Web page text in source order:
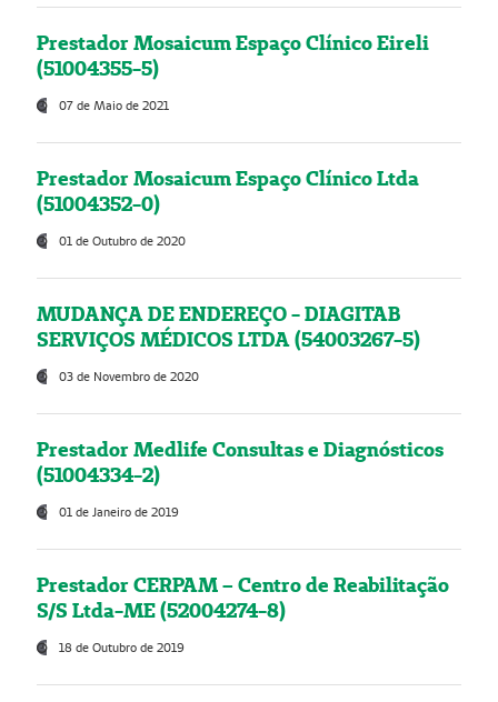
Prestador Mosaicum Espaço Clínico Eireli
(51004355-5)
07 de Maio de 2021
Prestador Mosaicum Espaço Clínico Ltda
(51004352-0)
01 de Outubro de 2020
MUDANÇA DE ENDEREÇO - DIAGITAB
SERVIÇOS MÉDICOS LTDA (54003267-5)
03 de Novembro de 2020
Prestador Medlife Consultas e Diagnósticos
(51004334-2)
01 de Janeiro de 2019
Prestador CERPAM – Centro de Reabilitação
S/S Ltda-ME (52004274-8)
18 de Outubro de 2019